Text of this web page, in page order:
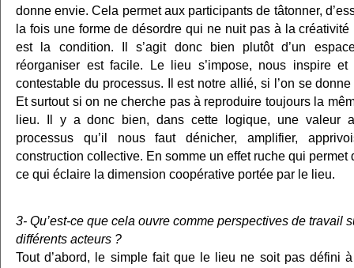
donne envie. Cela permet aux participants de tâtonner,
la fois une forme de désordre qui ne nuit pas à la créativité
est la condition. Il s’agit donc bien plutôt d’un
réorganiser est facile. Le lieu s’impose, nous inspire
contestable du processus. Il est notre allié, si l’on se donne
Et surtout si on ne cherche pas à reproduire toujours la
lieu. Il y a donc bien, dans cette logique, une valeur
processus qu’il nous faut dénicher, amplifier,
construction collective. En somme un effet ruche qui permet
ce qui éclaire la dimension coopérative portée par le lieu.
3- Qu’est-ce que cela ouvre comme perspectives de travail
différents acteurs ?
Tout d’abord, le simple fait que le lieu ne soit pas défini